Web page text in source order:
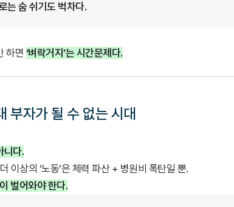
는 숨 쉬기도 벅차다.
하면 ‘벼락거지’는 시간문제다.
부자가 될 수 없는 시대
니다.
이상의 ‘노동’은 체력 파산 + 병원비 폭탄일 뿐.
벌어와야 한다.